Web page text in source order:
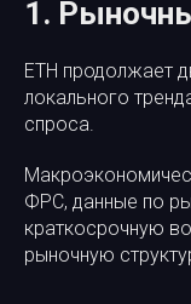
1.
ETH продолжает
локального
спроса.
ФРС, данные по
краткосрочную
рыночную